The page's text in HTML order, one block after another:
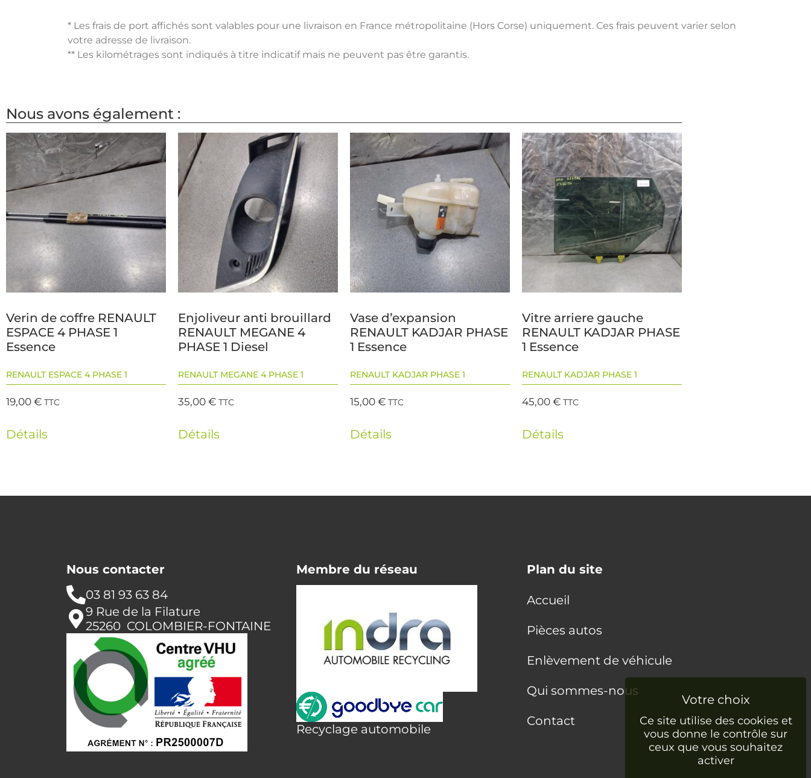
* Les frais de port affichés sont valables pour une livraison en France métropolitaine (Hors Corse) uniquement. Ces frais peuvent varier selon
votre adresse de livraison.
** Les kilométrages sont indiqués à titre indicatif mais ne peuvent pas être garantis.
Nous avons également :
Verin de coffre RENAULT
ESPACE 4 PHASE 1
Essence
RENAULT ESPACE 4 PHASE 1
19,00€ TTC
Détails
Enjoliveur anti brouillard
RENAULT MEGANE 4
PHASE 1 Diesel
RENAULT MEGANE 4 PHASE 1
35,00€ TTC
Détails
Vase d’expansion
RENAULT KADJAR PHASE
1 Essence
RENAULT KADJAR PHASE 1
15,00€ TTC
Détails
Vitre arriere gauche
RENAULT KADJAR PHASE
1 Essence
RENAULT KADJAR PHASE 1
45,00€ TTC
Détails
Nous contacter
03 81 93 63 84
9 Rue de la Filature
25260 COLOMBIER-FONTAINE
Membre du réseau
Recyclage automobile
Plan du site
Accueil
Pièces autos
Enlèvement de véhicule
Qui sommes-nous
Contact
Ce site utilise des cookies et
vous donne le contrôle sur
ceux que vous souhaitez
activer